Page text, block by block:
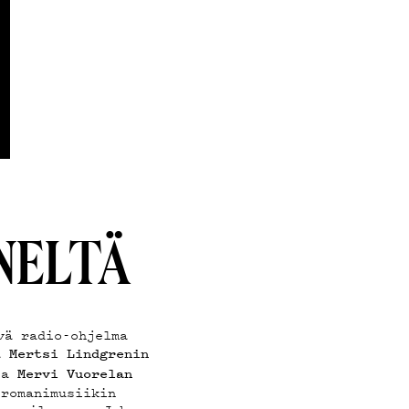
radio-ohjelma
Mertsi Lindgrenin
Mervi Vuorelan